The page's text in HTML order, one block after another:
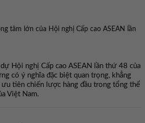
tâm lớn của Hội nghị Cấp cao ASEAN lần
Hội nghị Cấp cao ASEAN lần thứ 48 của
có ý nghĩa đặc biệt quan trọng, khẳng
ưu tiên chiến lược hàng đầu trong tổng thể
Việt Nam.